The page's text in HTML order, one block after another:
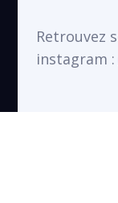
Retrouvez
instagram :